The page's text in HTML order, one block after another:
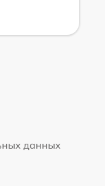
данных